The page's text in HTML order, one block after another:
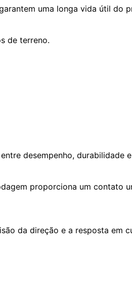
uma longa vida útil do
de terreno.
desempenho, durabilidade
proporciona um contato
da direção e a resposta em